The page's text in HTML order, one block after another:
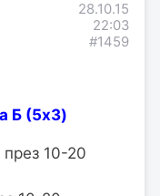
28.10.15
22:03
#1459
Б (5x3)
през 10-20